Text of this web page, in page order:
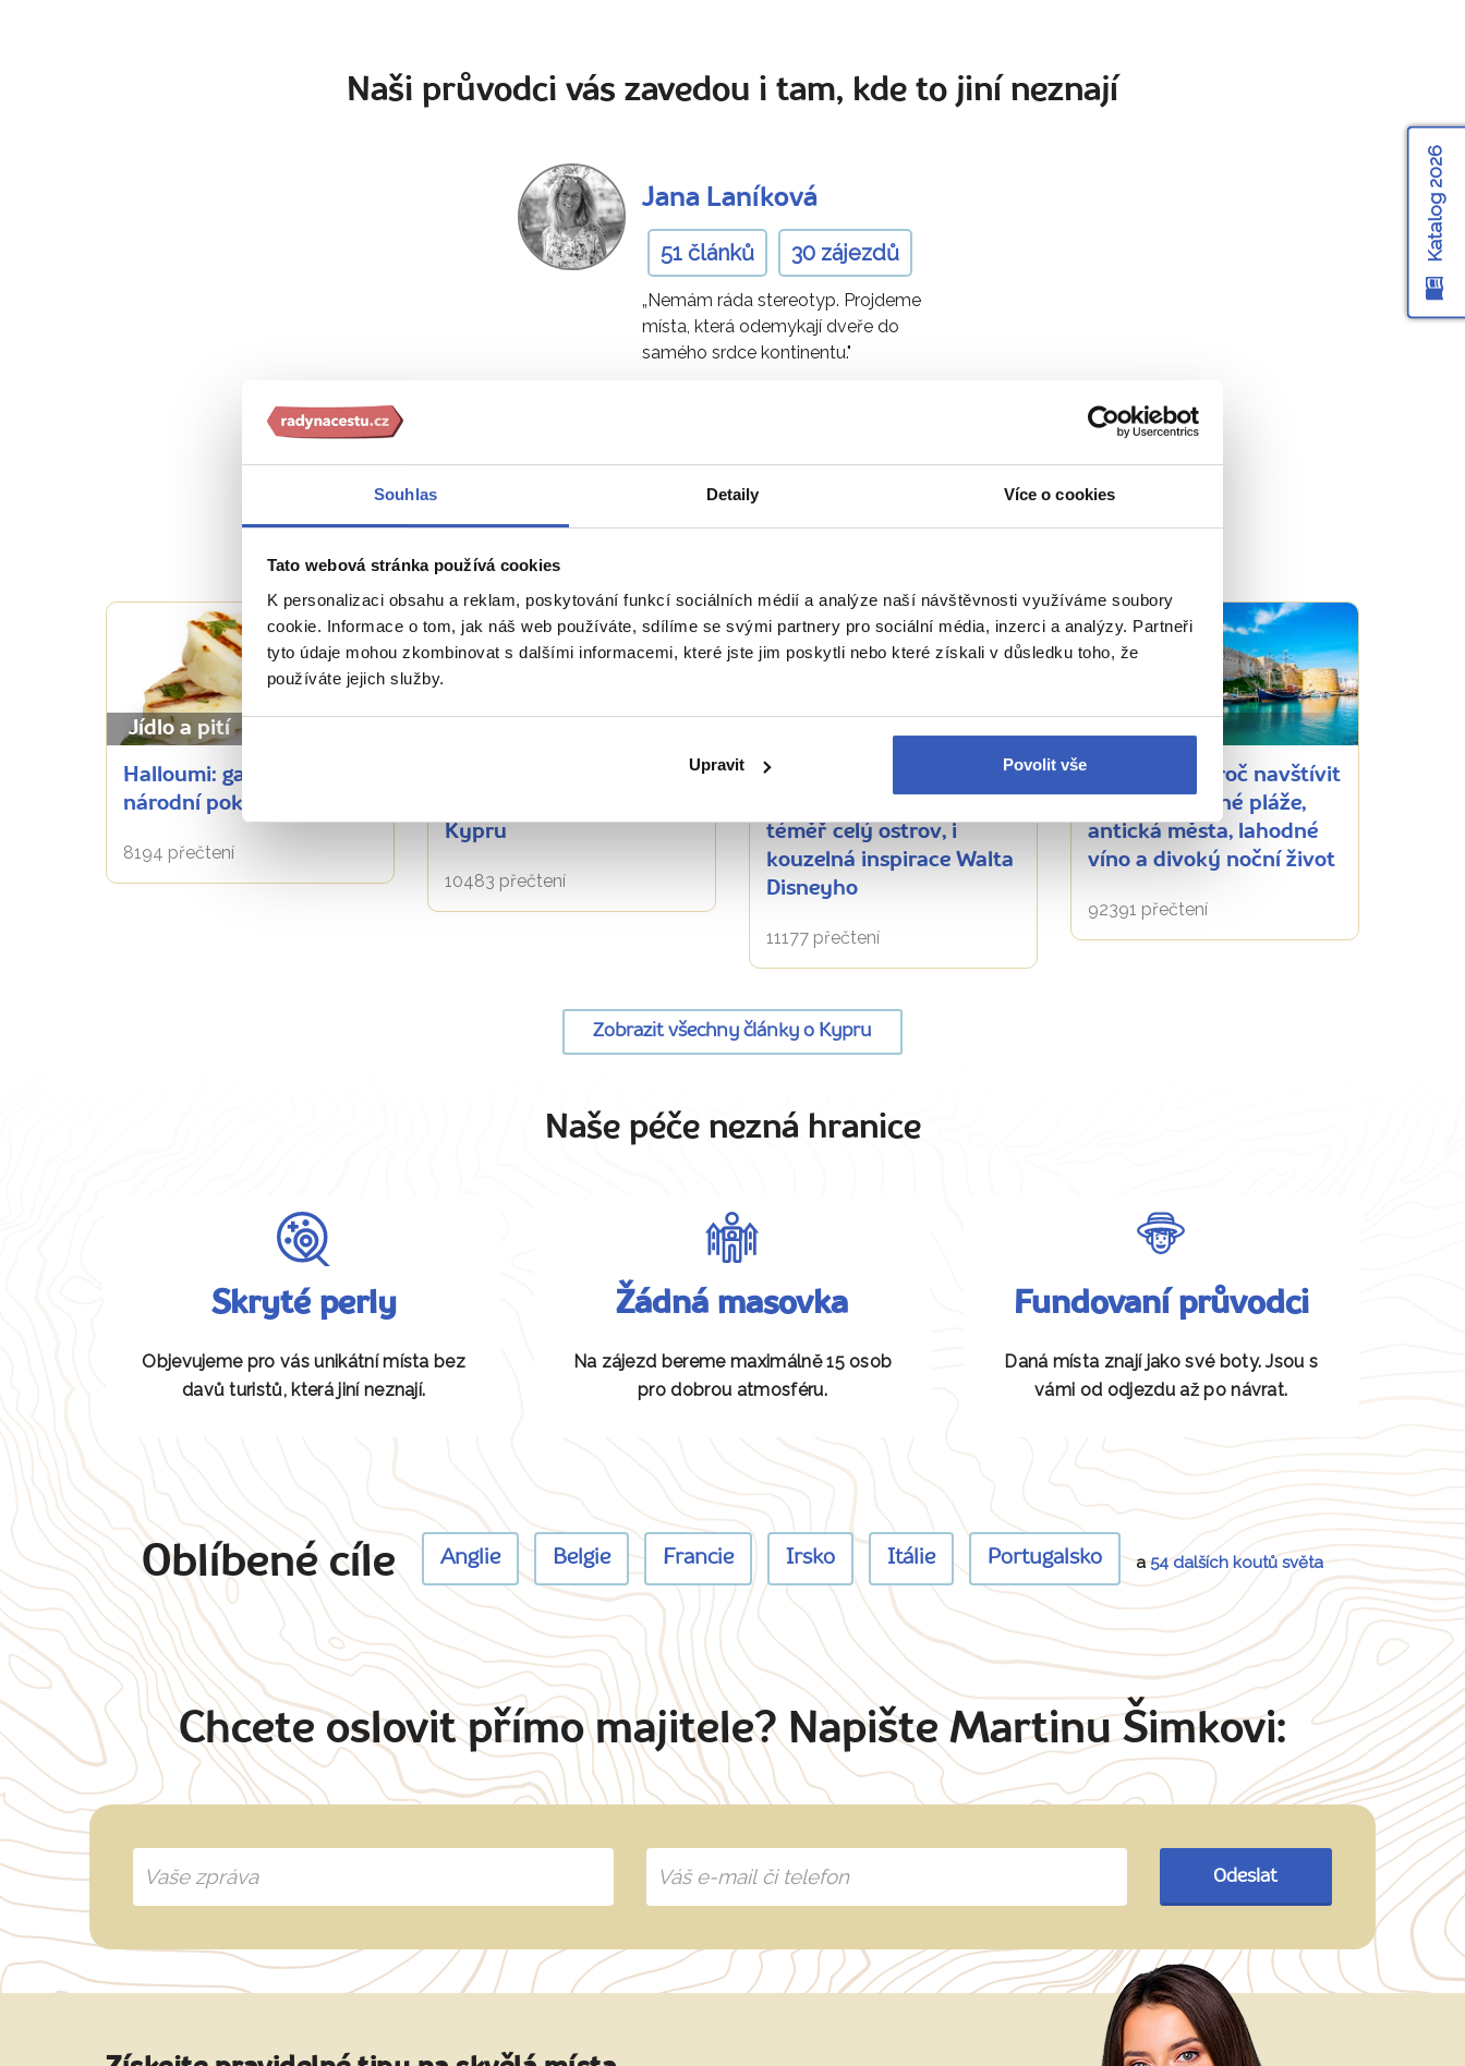
Souhlas Detaily Více o cookies
Tato webová stránka používá cookies
K personalizaci obsahu a reklam, poskytování funkcí sociálních médií a analýze naší návštěvnosti využíváme soubory
cookie. Informace o tom, jak náš web používáte, sdílíme se svými partnery pro sociální média, inzerci a analýzy. Partneři
tyto údaje mohou zkombinovat s dalšími informacemi, které jste jim poskytli nebo které získali v důsledku toho, že
používáte jejich služby.
Upravit Povolit vše
Naši průvodci vás zavedou i tam, kde to jiní neznají
Jana Laníková
51 článků 30 zájezdů
„Nemám ráda stereotyp. Projdeme
místa, která odemykají dveře do
samého srdce kontinentu."
Zajímavosti na Kypru- přímo od našich průvodců
Jídlo a pití
Halloumi: gastronomický
národní poklad Kypřanů
8194 přečtení
Kypru
10483 přečtení
Hrad Saint Hilarion:
téměř celý ostrov, i
kouzelná inspirace Walta
Disneyho
11177 přečtení
10 důvodů, proč navštívit
Kypr: nádherné pláže,
antická města, lahodné
víno a divoký noční život
92391 přečtení
Zobrazit všechny články o Kypru
Naše péče nezná hranice
Skryté perly
Objevujeme pro vás unikátní místa bez
davů turistů, která jiní neznají.
Žádná masovka
Na zájezd bereme maximálně 15 osob
pro dobrou atmosféru.
Fundovaní průvodci
Daná místa znají jako své boty. Jsou s
vámi od odjezdu až po návrat.
Oblíbené cíle Anglie Belgie Francie Irsko Itálie Portugalsko a54 dalších koutů světa
Chcete oslovit přímo majitele? Napište Martinu Šimkovi:
Odeslat
Katalog 2026